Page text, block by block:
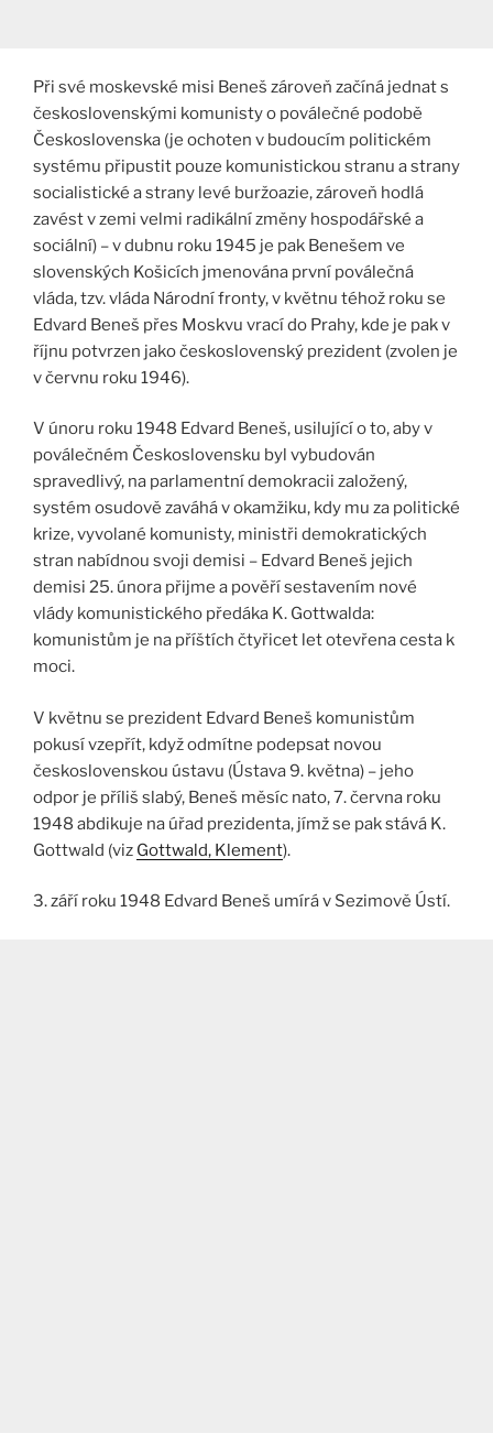
Při své moskevské misi Beneš zároveň začíná jednat s
československými komunisty o poválečné podobě
Československa (je ochoten v budoucím politickém
systému připustit pouze komunistickou stranu a strany
socialistické a strany levé buržoazie, zároveň hodlá
zavést v zemi velmi radikální změny hospodářské a
sociální) – v dubnu roku 1945 je pak Benešem ve
slovenských Košicích jmenována první poválečná
vláda, tzv. vláda Národní fronty, v květnu téhož roku se
Edvard Beneš přes Moskvu vrací do Prahy, kde je pak v
říjnu potvrzen jako československý prezident (zvolen je
v červnu roku 1946).
V únoru roku 1948 Edvard Beneš, usilující o to, aby v
poválečném Československu byl vybudován
spravedlivý, na parlamentní demokracii založený,
systém osudově zaváhá v okamžiku, kdy mu za politické
krize, vyvolané komunisty, ministři demokratických
stran nabídnou svoji demisi – Edvard Beneš jejich
demisi 25. února přijme a pověří sestavením nové
vlády komunistického předáka K. Gottwalda:
komunistům je na příštích čtyřicet let otevřena cesta k
moci.
V květnu se prezident Edvard Beneš komunistům
pokusí vzepřít, když odmítne podepsat novou
československou ústavu (Ústava 9. května) – jeho
odpor je příliš slabý, Beneš měsíc nato, 7. června roku
1948 abdikuje na úřad prezidenta, jímž se pak stává K.
Gottwald (viz Gottwald, Klement).
3. září roku 1948 Edvard Beneš umírá v Sezimově Ústí.